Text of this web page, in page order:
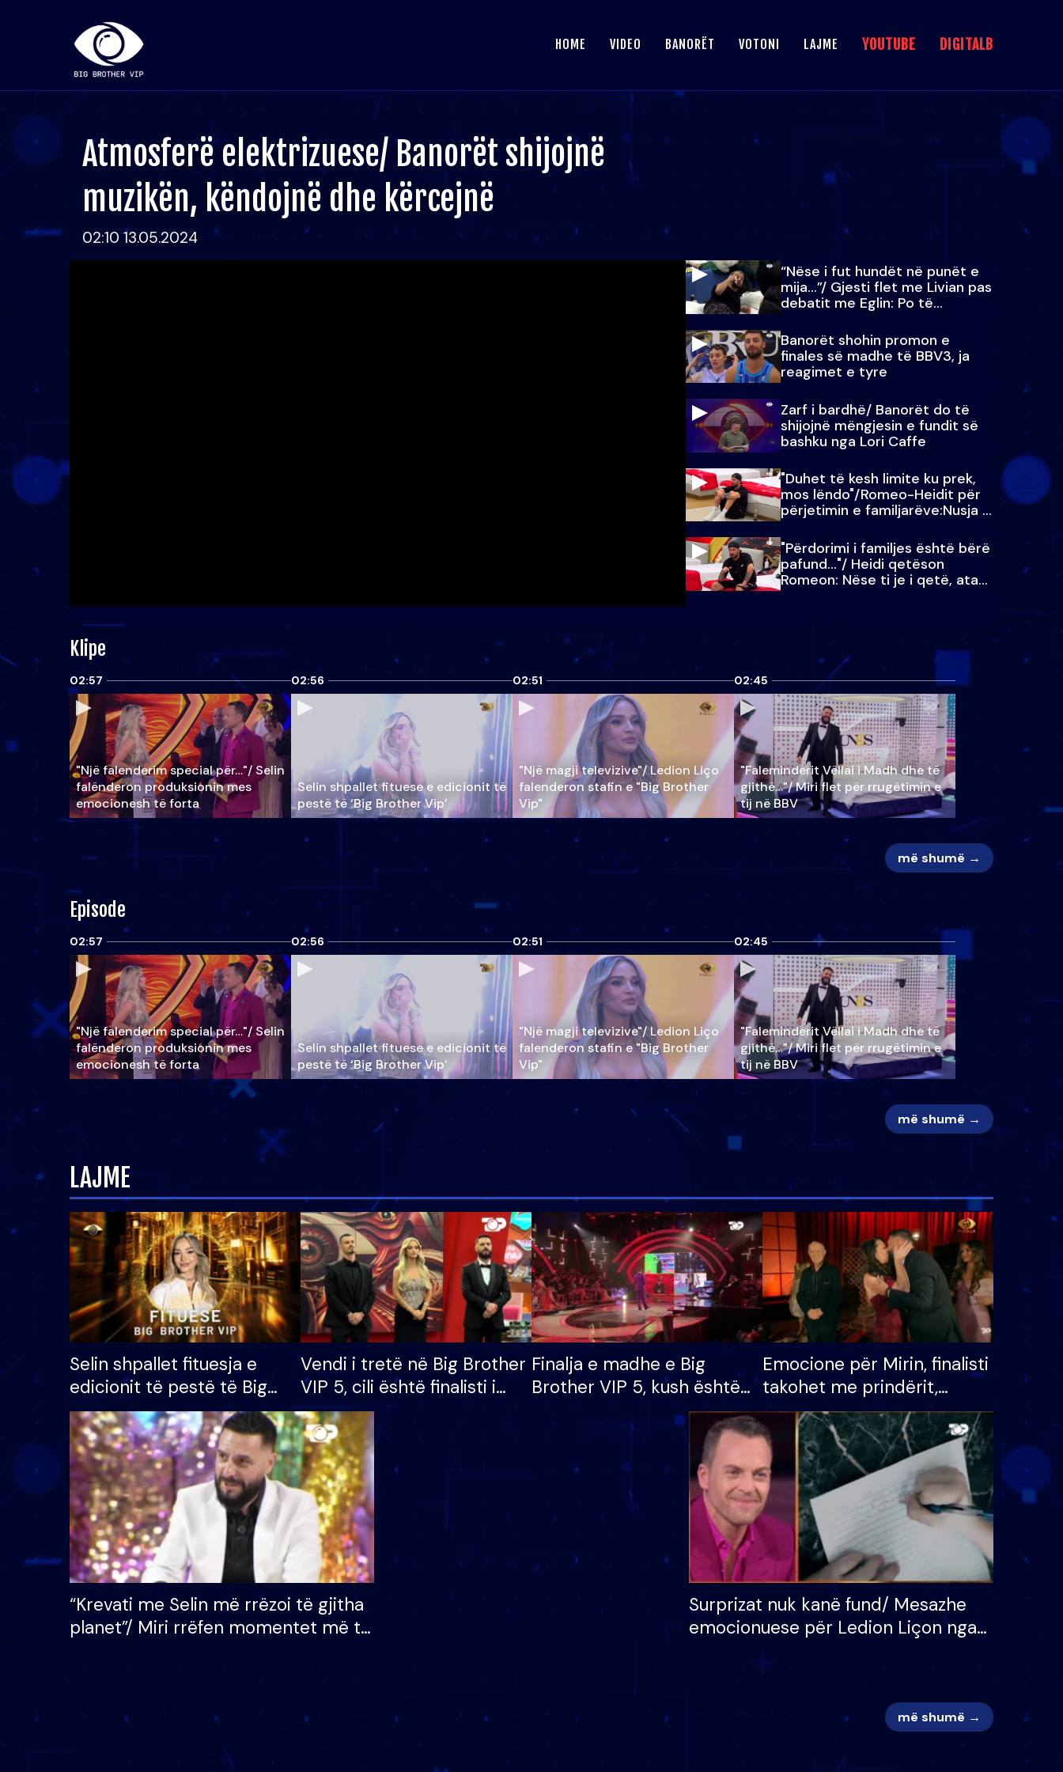
HOME VIDEO BANORËT VOTONI LAJME YOUTUBE DIGITALB
Atmosferë elektrizuese/ Banorët shijojnë
muzikën, këndojnë dhe kërcejnë
02:10 13.05.2024
“Nëse i fut hundët në punët e
mija…”/ Gjesti flet me Livian pas
debatit me Eglin: Po të
paralajmëroj
Banorët shohin promon e
finales së madhe të BBV3, ja
reagimet e tyre
Zarf i bardhë/ Banorët do të
shijojnë mëngjesin e fundit së
bashku nga Lori Caffe
"Duhet të kesh limite ku prek,
mos lëndo"/Romeo-Heidit për
përjetimin e familjarëve:Nusja e
Julit…
"Përdorimi i familjes është bërë
pafund…"/ Heidi qetëson
Romeon: Nëse ti je i qetë, ata
qetësohen
Klipe
02:57
"Një falenderim special për…"/ Selin
falënderon produksionin mes
emocionesh të forta
02:56
Selin shpallet fituese e edicionit të
pestë të ‘Big Brother Vip’
02:51
"Një magji televizive"/ Ledion Liço
falenderon stafin e "Big Brother
Vip"
02:45
"Faleminderit Vëllai i Madh dhe të
gjithë…"/ Miri flet për rrugëtimin e
tij në BBV
më shumë →
Episode
02:57
"Një falenderim special për…"/ Selin
falënderon produksionin mes
emocionesh të forta
02:56
Selin shpallet fituese e edicionit të
pestë të ‘Big Brother Vip’
02:51
"Një magji televizive"/ Ledion Liço
falenderon stafin e "Big Brother
Vip"
02:45
"Faleminderit Vëllai i Madh dhe të
gjithë…"/ Miri flet për rrugëtimin e
tij në BBV
më shumë →
LAJME
Selin shpallet fituesja e
edicionit të pestë të Big
Brother VIP, rrëmben
çmimin e madh prej 100
mijë eurosh
Vendi i tretë në Big Brother
VIP 5, cili është finalisti i
radhës që lë shtëpinë
Finalja e madhe e Big
Brother VIP 5, kush është
banori i parë që lë shtëpinë
dhe humb mundësinë për
të fituar çmimin e madh
Emocione për Mirin, finalisti
takohet me prindërit,
vajzën dhe bashkëshorten:
S’kemi ndonjë letër divorci
apo jo?
“Krevati me Selin më rrëzoi të gjitha
planet”/ Miri rrëfen momentet më të
mungojë zilja e mëngjesit kur…
Surprizat nuk kanë fund/ Mesazhe
emocionuese për Ledion Liçon nga
më shumë →